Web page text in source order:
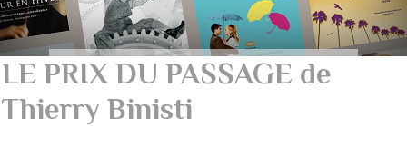
LE PRIX DU PASSAGE de
Thierry Binisti